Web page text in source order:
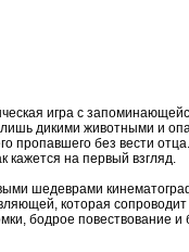
игра с
дикими животными и
пропавшего без вести
кажется на первый взгляд.
шедеврами
которая
бодрое повествование